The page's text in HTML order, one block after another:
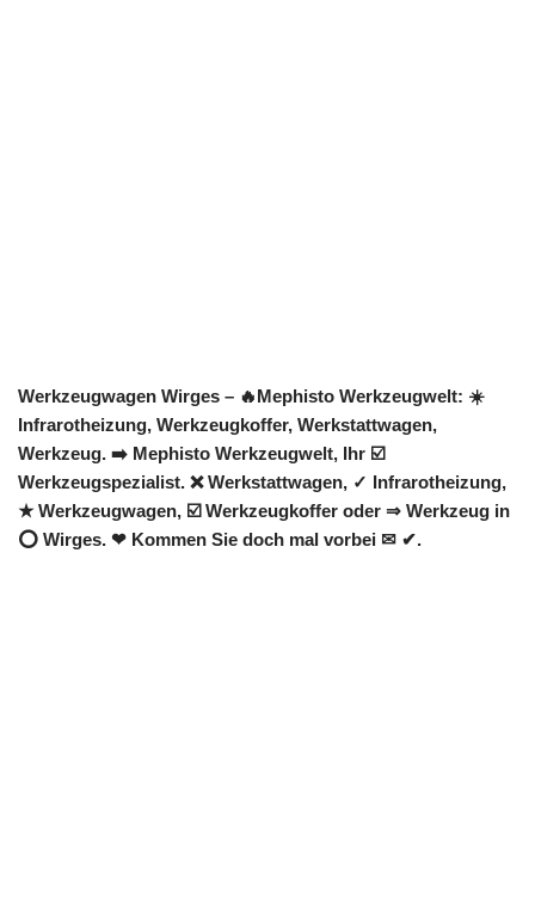
Werkzeugwagen Wirges – 🔥Mephisto Werkzeugwelt: ☀️
Infrarotheizung, Werkzeugkoffer, Werkstattwagen,
Werkzeug. ➡️ Mephisto Werkzeugwelt, Ihr ☑️
Werkzeugspezialist. ❌ Werkstattwagen, ✓ Infrarotheizung,
★ Werkzeugwagen, ☑️ Werkzeugkoffer oder ⇒ Werkzeug in
⭕ Wirges. ❤ Kommen Sie doch mal vorbei ✉ ✔.